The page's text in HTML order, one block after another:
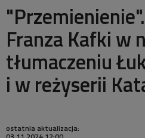
REPERTUAR
SŁUCHOWISKA
AKTUALNOŚCI
Franza Kafki w
tłumaczeniu
i w reżyserii
ostatnia aktualizacja: